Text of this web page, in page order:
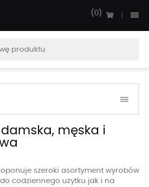
0
męska i
szeroki asortyment wyrobów
codziennego użytku jak i na